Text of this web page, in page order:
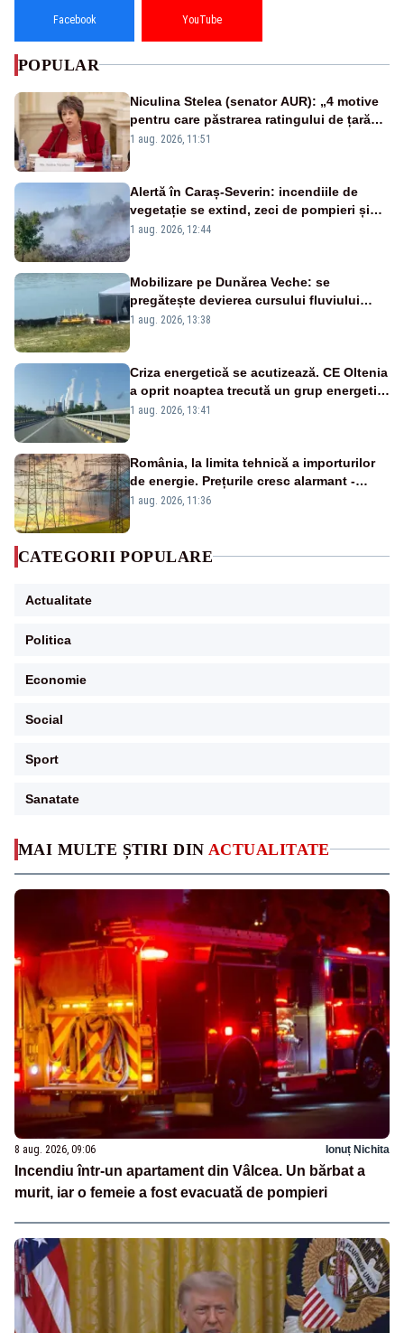
MAI MULTE ȘTIRI DIN ACTUALITATE
8 aug. 2026, 09:06 Ionuț Nichita
Incendiu într-un apartament din Vâlcea. Un bărbat a
murit, iar o femeie a fost evacuată de pompieri
Facebook YouTube
POPULAR
Niculina Stelea (senator AUR): „4 motive
pentru care păstrarea ratingului de țară
nu este o reușită pentru Guvernul
1 aug. 2026, 11:51
Alertă în Caraș-Severin: incendiile de
vegetație se extind, zeci de pompieri și
silvicultori se luptă cu flăcările - VIDEO
1 aug. 2026, 12:44
Mobilizare pe Dunărea Veche: se
pregătește devierea cursului fluviului
către Cernavodă – VIDEO
1 aug. 2026, 13:38
Criza energetică se acutizează. CE Oltenia
a oprit noaptea trecută un grup energetic
de la Rovinari
1 aug. 2026, 13:41
România, la limita tehnică a importurilor
de energie. Prețurile cresc alarmant -
Analiză Realitatea Plus
1 aug. 2026, 11:36
CATEGORII POPULARE
Actualitate
Politica
Economie
Social
Sport
Sanatate